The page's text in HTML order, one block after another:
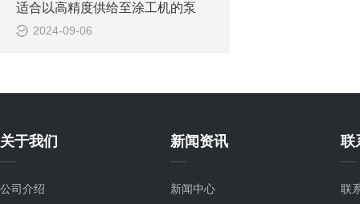
适合以高精度供给至涂工机的泵
2024-09-06
关于我们
公司介绍
新闻资讯
新闻中心
联
联